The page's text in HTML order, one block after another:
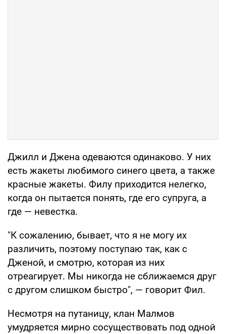
Джилл и Джена одеваются одинаково. У них
есть жакеты любимого синего цвета, а также
красные жакеты. Филу приходится нелегко,
когда он пытается понять, где его супруга, а
где — невестка.
"К сожалению, бывает, что я не могу их
различить, поэтому поступаю так, как с
Дженой, и смотрю, которая из них
отреагирует. Мы никогда не сближаемся друг
с другом слишком быстро", — говорит Фил.
Несмотря на путаницу, клан Малмов
умудряется мирно сосуществовать под одной